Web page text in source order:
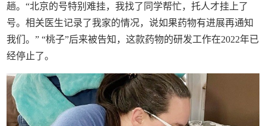
趟。“北京的号特别难挂，我找了同学帮忙，托人才挂上了
号。相关医生记录了我家的情况，说如果药物有进展再通知
我们。” “桃子”后来被告知，这款药物的研发工作在2022年已
经停止了。